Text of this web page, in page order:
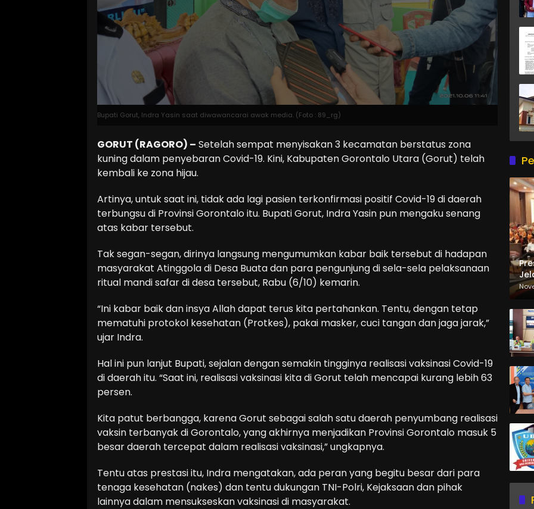
Bupati Gorut, Indra Yasin saat diwawancarai awak media. (Foto : 89_rg)
GORUT (RAGORO) – Setelah sempat menyisakan 3 kecamatan berstatus zona
kuning dalam penyebaran Covid-19. Kini, Kabupaten Gorontalo Utara (Gorut) telah
kembali ke zona hijau.
Artinya, untuk saat ini, tidak ada lagi pasien terkonfirmasi positif Covid-19 di daerah
terbungsu di Provinsi Gorontalo itu. Bupati Gorut, Indra Yasin pun mengaku senang
atas kabar tersebut.
Tak segan-segan, dirinya langsung mengumumkan kabar baik tersebut di hadapan
masyarakat Atinggola di Desa Buata dan para pengunjung di sela-sela pelaksanaan
ritual mandi safar di desa tersebut, Rabu (6/10) kemarin.
“Ini kabar baik dan insya Allah dapat terus kita pertahankan. Tentu, dengan tetap
mematuhi protokol kesehatan (Protkes), pakai masker, cuci tangan dan jaga jarak,”
ujar Indra.
Hal ini pun lanjut Bupati, sejalan dengan semakin tingginya realisasi vaksinasi Covid-19
di daerah itu. “Saat ini, realisasi vaksinasi kita di Gorut telah mencapai kurang lebih 63
persen.
Kita patut berbangga, karena Gorut sebagai salah satu daerah penyumbang realisasi
vaksin terbanyak di Gorontalo, yang akhirnya menjadikan Provinsi Gorontalo masuk 5
besar daerah tercepat dalam realisasi vaksinasi,” ungkapnya.
Tentu atas prestasi itu, Indra mengatakan, ada peran yang begitu besar dari para
tenaga kesehatan (nakes) dan tentu dukungan TNI-Polri, Kejaksaan dan pihak
lainnya dalam mensukseskan vaksinasi di masyarakat.